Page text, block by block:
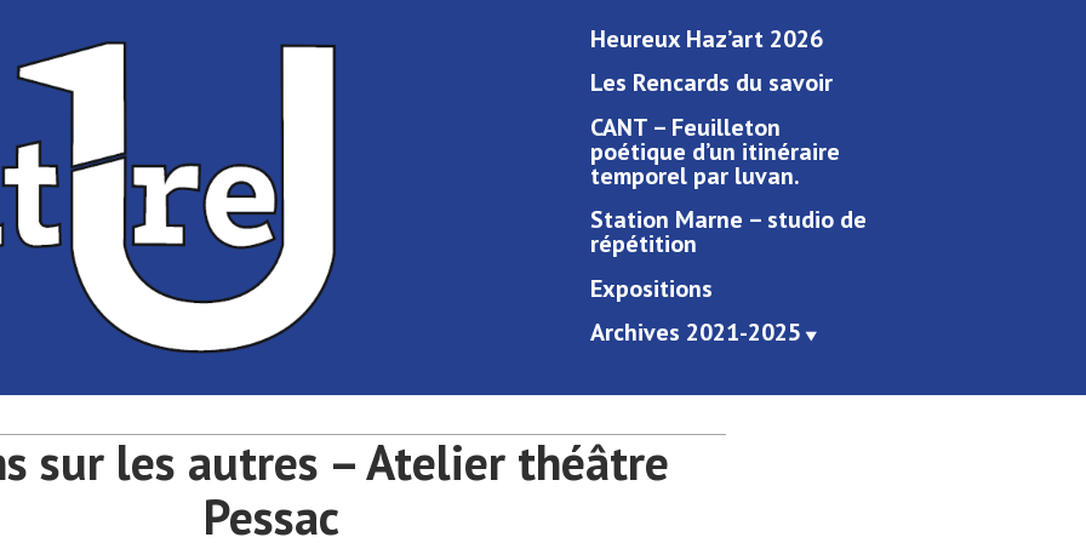
Bordeaux
Heureux Haz’art 2026
Les Rencards du savoir
CANT – Feuilleton
poétique d’un itinéraire
temporel par luvan.
Station Marne – studio de
répétition
Expositions
Archives 2021-2025
sur les autres – Atelier théâtre
Pessac